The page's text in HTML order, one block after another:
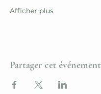
Afficher plus
Partager cet événement